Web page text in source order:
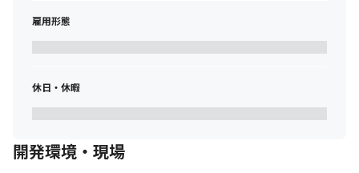
雇用形態
休日・休暇
開発環境・現場